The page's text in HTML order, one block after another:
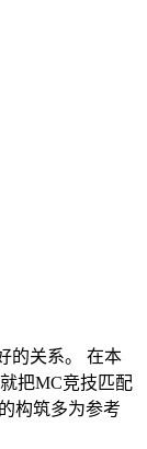
的关系。 在本
把MC竞技匹配
构筑多为参考